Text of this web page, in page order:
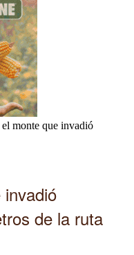
monte que invadió
de la ruta